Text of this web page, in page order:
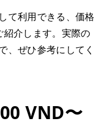
て利用できる、価格
介します。実際の
、ぜひ参考にしてく
VND〜